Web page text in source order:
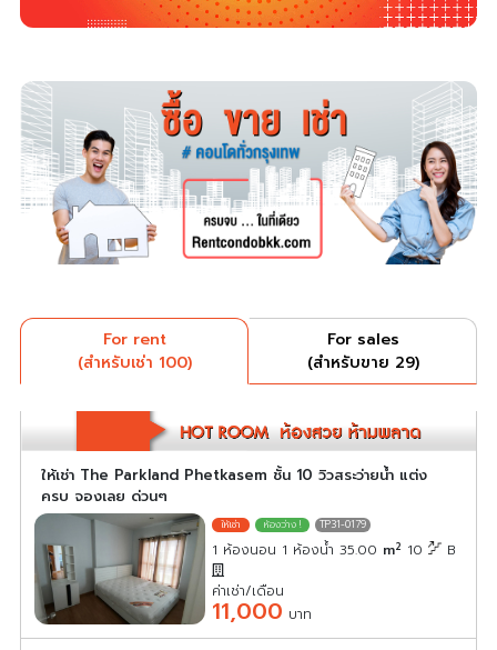
For rent
(สำหรับเช่า 100)
For sales
(สำหรับขาย 29)
ให้เช่า The Parkland Phetkasem ชั้น 10 วิวสระว่ายน้ำ แต่ง
ครบ จองเลย ด่วนๆ
TP31-0179
1 ห้องนอน 1 ห้องน้ำ 35.00 m2 10 B
ค่าเช่า/เดือน
11,000 บาท